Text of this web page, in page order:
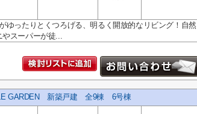
ゆったりとくつろげる、明るく開放的なリビング！自然
やスーパーが徒...
GARDEN 新築戸建 全9棟 6号棟